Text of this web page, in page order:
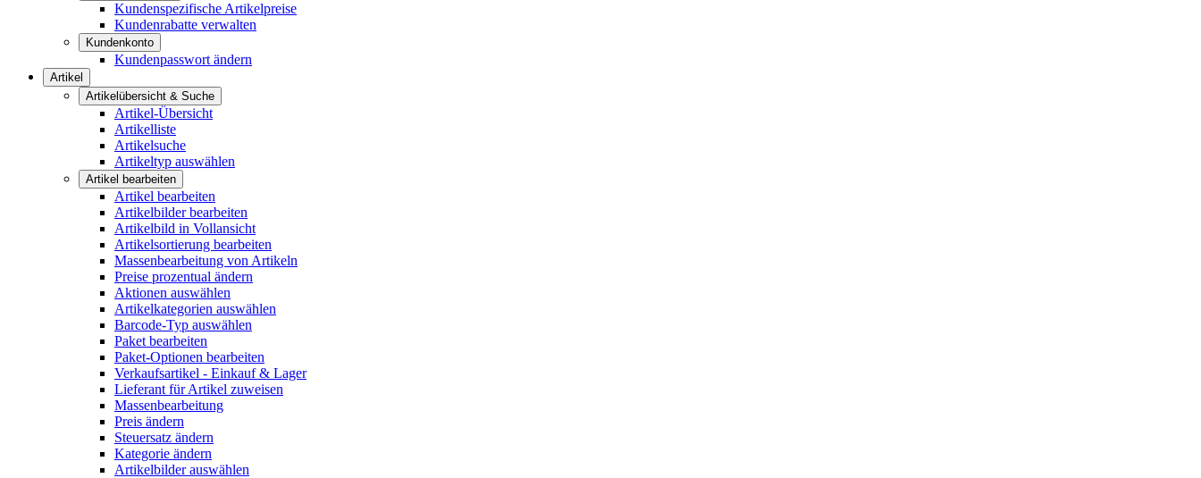
Kundenspezifische Artikelpreise
Kundenrabatte verwalten
Kundenkonto
Kundenpasswort ändern
Artikel
Artikelübersicht & Suche
Artikel-Übersicht
Artikelliste
Artikelsuche
Artikeltyp auswählen
Artikel bearbeiten
Artikel bearbeiten
Artikelbilder bearbeiten
Artikelbild in Vollansicht
Artikelsortierung bearbeiten
Massenbearbeitung von Artikeln
Preise prozentual ändern
Aktionen auswählen
Artikelkategorien auswählen
Barcode-Typ auswählen
Paket bearbeiten
Paket-Optionen bearbeiten
Verkaufsartikel - Einkauf & Lager
Lieferant für Artikel zuweisen
Massenbearbeitung
Preis ändern
Steuersatz ändern
Kategorie ändern
Artikelbilder auswählen